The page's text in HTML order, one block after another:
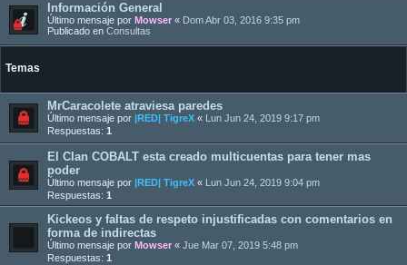
Información General
Último mensaje por Mowser « Dom Abr 03, 2016 9:35 pm
Publicado en Consultas
Temas
MrCaracolete atraviesa paredes
Último mensaje por |RED| TigreX « Lun Jun 24, 2019 9:17 pm
Respuestas: 1
El Clan COBALT esta creado multicuentas para tener mas
poder
Último mensaje por |RED| TigreX « Lun Jun 24, 2019 9:04 pm
Respuestas: 1
Kickeos y faltas de respeto injustificadas con comentarios en
forma de indirectas
Último mensaje por Mowser « Jue Mar 07, 2019 5:48 pm
Respuestas: 1